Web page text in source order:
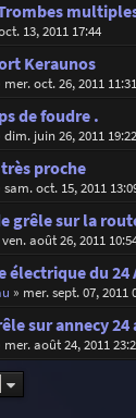
13, 2011 17:44
Keraunos
mer. oct. 26, 2011 11:31
de foudre .
dim. juin 26, 2011 19:22
proche
sam. oct. 15, 2011
grêle sur la
ven. août 26, 2011
électrique du
» mer. sept. 07, 2011
sur annecy 24
mer. août 24, 2011